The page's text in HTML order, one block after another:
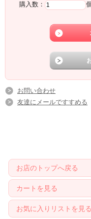
購入数：
お問い合わせ
友達にメールですすめる
お店のトップへ戻る
カートを見る
お気に入りリストを見る